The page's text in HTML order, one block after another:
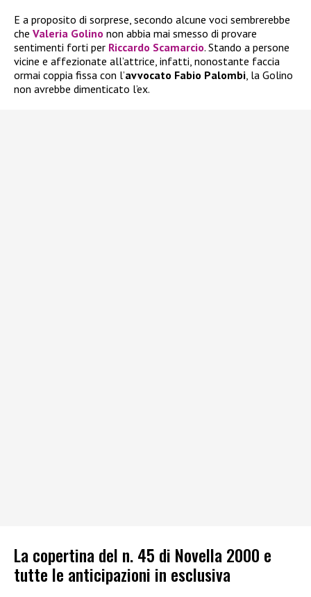
E a proposito di sorprese, secondo alcune voci sembrerebbe
che Valeria Golino non abbia mai smesso di provare
sentimenti forti per Riccardo Scamarcio. Stando a persone
vicine e affezionate all’attrice, infatti, nonostante faccia
ormai coppia fissa con l’avvocato Fabio Palombi, la Golino
non avrebbe dimenticato l’ex.
La copertina del n. 45 di Novella 2000 e
tutte le anticipazioni in esclusiva